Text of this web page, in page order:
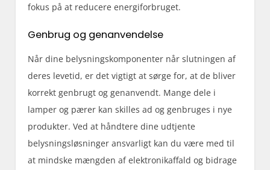
fokus på at reducere energiforbruget.
Genbrug og genanvendelse
Når dine belysningskomponenter når slutningen af
deres levetid, er det vigtigt at sørge for, at de bliver
korrekt genbrugt og genanvendt. Mange dele i
lamper og pærer kan skilles ad og genbruges i nye
produkter. Ved at håndtere dine udtjente
belysningsløsninger ansvarligt kan du være med til
at mindske mængden af elektronikaffald og bidrage